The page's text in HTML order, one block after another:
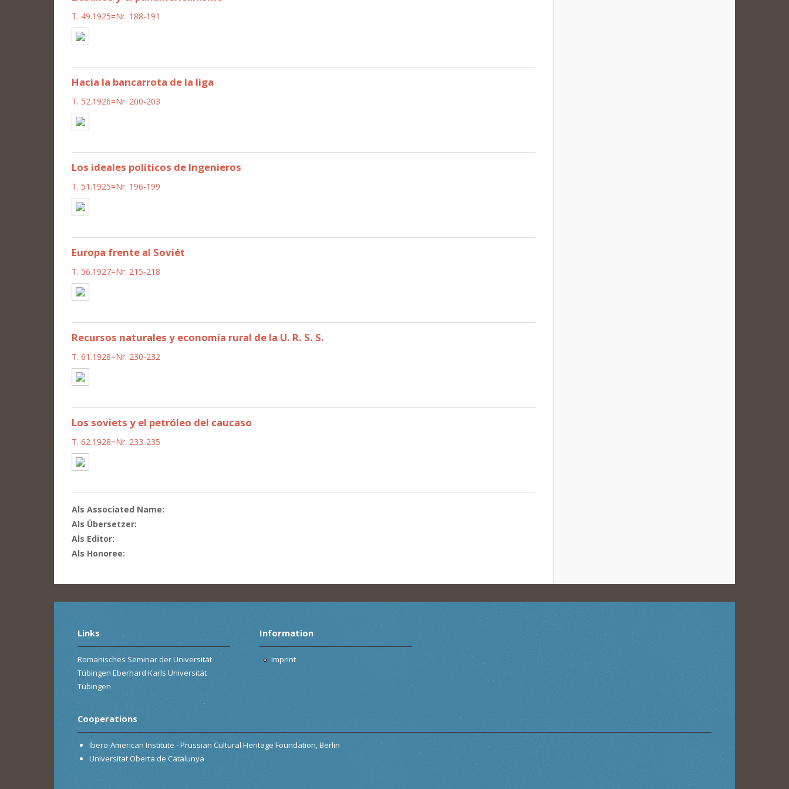
T. 49.1925=Nr. 188-191
Hacia la bancarrota de la liga
T. 52.1926=Nr. 200-203
Los ideales políticos de Ingenieros
T. 51.1925=Nr. 196-199
Europa frente al Soviét
T. 56.1927=Nr. 215-218
Recursos naturales y economía rural de la U. R. S. S.
T. 61.1928=Nr. 230-232
Los soviets y el petróleo del caucaso
T. 62.1928=Nr. 233-235
Als Associated Name:
Als Übersetzer:
Als Editor:
Als Honoree:
Links
Romanisches Seminar der Universität
Tübingen Eberhard Karls Universität
Tübingen
Information
Imprint
Cooperations
Ibero-American Institute - Prussian Cultural Heritage Foundation, Berlin
Universitat Oberta de Catalunya